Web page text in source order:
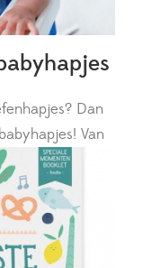
Dan
Van
het allemaal.